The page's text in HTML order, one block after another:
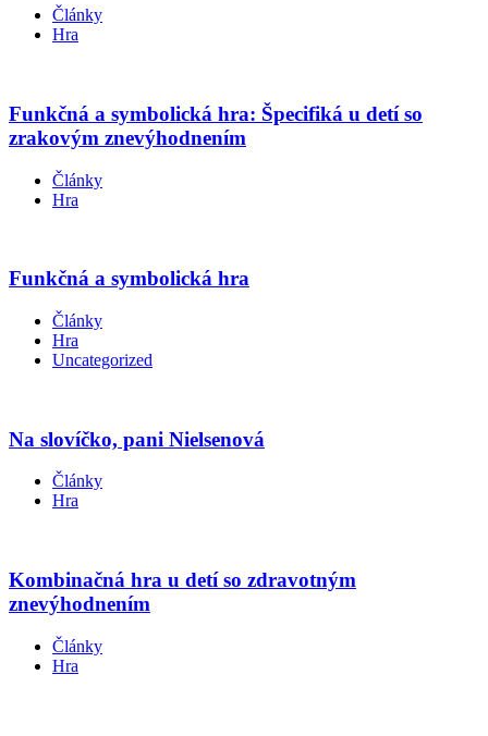
Články
Hra
Funkčná a symbolická hra: Špecifiká u detí so
zrakovým znevýhodnením
Články
Hra
Funkčná a symbolická hra
Články
Hra
Uncategorized
Na slovíčko, pani Nielsenová
Články
Hra
Kombinačná hra u detí so zdravotným
znevýhodnením
Články
Hra